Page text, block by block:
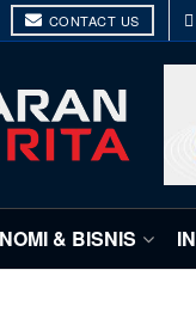
CONTACT US
& BISNIS